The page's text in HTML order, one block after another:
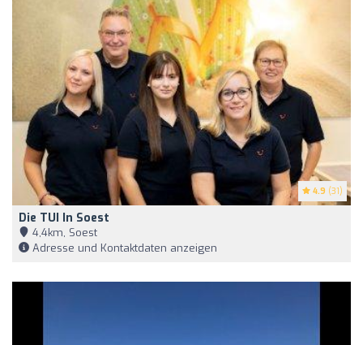
4.9 (31)
Die TUI In Soest
4,4km, Soest
Adresse und Kontaktdaten anzeigen